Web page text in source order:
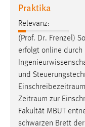
Praktika
Relevanz:
(Prof. Dr. Frenzel)
erfolgt online durch
und
Zeitraum zur
Fakultät MBUT
schwarzen Brett